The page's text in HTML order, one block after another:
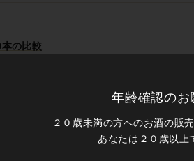
の比較
一本を選ぶ
年齢確認のお
２０歳未満の方へのお酒の販
あなたは２０歳以上